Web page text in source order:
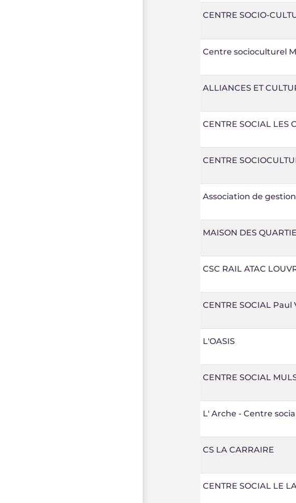
CENTRE SOCIO-
Centre socioculturel
ALLIANCES ET
CENTRE SOCIAL LES
CENTRE
Association de
MAISON DES
CSC RAIL ATAC
CENTRE SOCIAL Paul
L'OASIS
CENTRE SOCIAL
L' Arche - Centre
CS LA CARRAIRE
CENTRE SOCIAL LE